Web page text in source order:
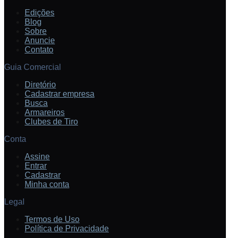
Edições
Blog
Sobre
Anuncie
Contato
Guia Comercial
Diretório
Cadastrar empresa
Busca
Armareiros
Clubes de Tiro
Conta
Assine
Entrar
Cadastrar
Minha conta
Legal
Termos de Uso
Política de Privacidade